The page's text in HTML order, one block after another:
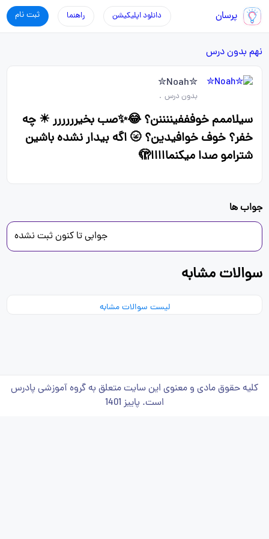
پرسان ثبت نام راهنما دانلود اپلیکیشن
نهم بدون درس
✮Noah✮
بدون درس .
سیلاممم خوفففیننننن؟ 😂✨صب بخیرررررر ☀ چه
خفر؟ خوف خوافیدین؟ 🌝 اگه بیدار نشده باشین
شترامو صدا میکنمااااا🫣
جواب ها
جوابی تا کنون ثبت نشده
سوالات مشابه
لیست سوالات مشابه
کلیه حقوق مادی و معنوی این سایت متعلق به گروه آموزشی پادرس
است. پاییز 1401